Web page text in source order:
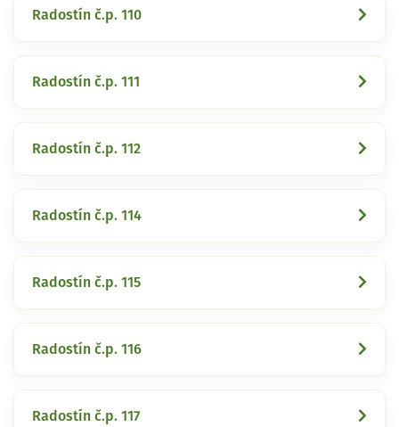
Radostín č.p. 110
Radostín č.p. 111
Radostín č.p. 112
Radostín č.p. 114
Radostín č.p. 115
Radostín č.p. 116
Radostín č.p. 117